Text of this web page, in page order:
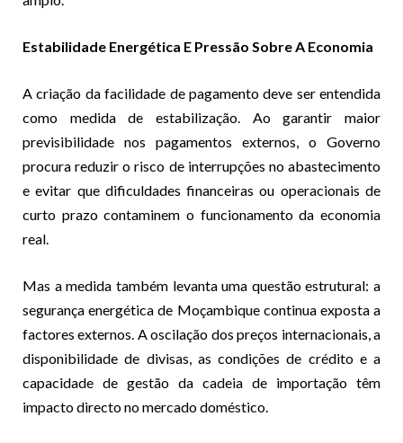
Estabilidade Energética E Pressão Sobre A Economia
A criação da facilidade de pagamento deve ser entendida
como medida de estabilização. Ao garantir maior
previsibilidade nos pagamentos externos, o Governo
procura reduzir o risco de interrupções no abastecimento
e evitar que dificuldades financeiras ou operacionais de
curto prazo contaminem o funcionamento da economia
real.
Mas a medida também levanta uma questão estrutural: a
segurança energética de Moçambique continua exposta a
factores externos. A oscilação dos preços internacionais, a
disponibilidade de divisas, as condições de crédito e a
capacidade de gestão da cadeia de importação têm
impacto directo no mercado doméstico.